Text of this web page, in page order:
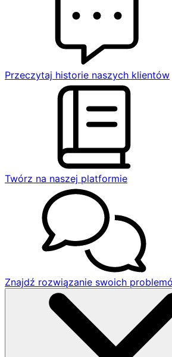
Przeczytaj historie naszych klientów
Twórz na naszej platformie
Znajdź rozwiązanie swoich